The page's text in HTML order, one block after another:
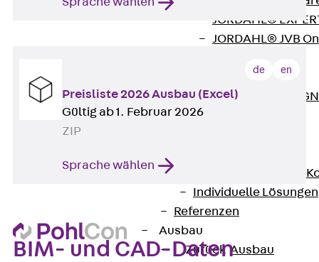
JORDAHL®
JORDAHL® JVB
ISODESIGN
FERBOX®-
CAD und BIM
Beratung, Planung,
Individuelle Lösungen
Referenzen
Ausbau
Zurück Ausbau
de en
Preisliste 2026 Ausbau (Excel)
Gültig ab 1. Februar 2026
ZIP
Sprache wählen
BIM- und CAD-Daten